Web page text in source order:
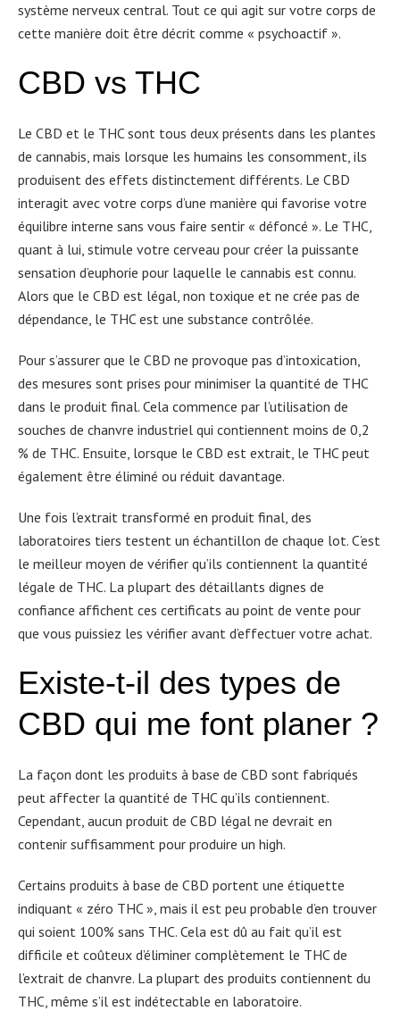
système nerveux central. Tout ce qui agit sur votre corps de
cette manière doit être décrit comme « psychoactif ».
CBD vs THC
Le CBD et le THC sont tous deux présents dans les plantes
de cannabis, mais lorsque les humains les consomment, ils
produisent des effets distinctement différents. Le CBD
interagit avec votre corps d’une manière qui favorise votre
équilibre interne sans vous faire sentir « défoncé ». Le THC,
quant à lui, stimule votre cerveau pour créer la puissante
sensation d’euphorie pour laquelle le cannabis est connu.
Alors que le CBD est légal, non toxique et ne crée pas de
dépendance, le THC est une substance contrôlée.
Pour s’assurer que le CBD ne provoque pas d’intoxication,
des mesures sont prises pour minimiser la quantité de THC
dans le produit final. Cela commence par l’utilisation de
souches de chanvre industriel qui contiennent moins de 0,2
% de THC. Ensuite, lorsque le CBD est extrait, le THC peut
également être éliminé ou réduit davantage.
Une fois l’extrait transformé en produit final, des
laboratoires tiers testent un échantillon de chaque lot. C’est
le meilleur moyen de vérifier qu’ils contiennent la quantité
légale de THC. La plupart des détaillants dignes de
confiance affichent ces certificats au point de vente pour
que vous puissiez les vérifier avant d’effectuer votre achat.
Existe-t-il des types de
CBD qui me font planer ?
La façon dont les produits à base de CBD sont fabriqués
peut affecter la quantité de THC qu’ils contiennent.
Cependant, aucun produit de CBD légal ne devrait en
contenir suffisamment pour produire un high.
Certains produits à base de CBD portent une étiquette
indiquant « zéro THC », mais il est peu probable d’en trouver
qui soient 100% sans THC. Cela est dû au fait qu’il est
difficile et coûteux d’éliminer complètement le THC de
l’extrait de chanvre. La plupart des produits contiennent du
THC, même s’il est indétectable en laboratoire.